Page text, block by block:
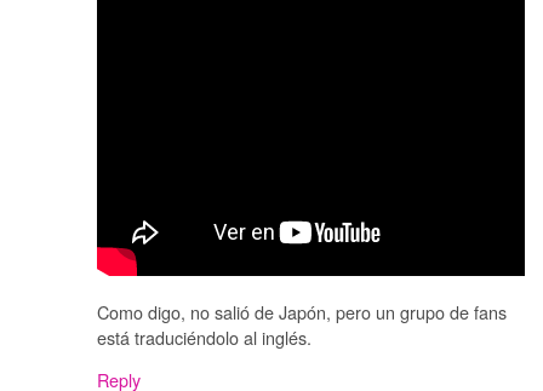
Como digo, no salió de Japón, pero un grupo de fans
está traduciéndolo al inglés.
Reply